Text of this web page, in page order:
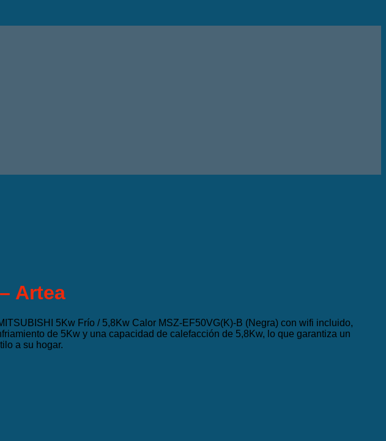
Artea
5Kw Frío / 5,8Kw Calor MSZ-EF50VG(K)-B (Negra) con wifi incluido,
de 5Kw y una capacidad de calefacción de 5,8Kw, lo que garantiza un
a su hogar.